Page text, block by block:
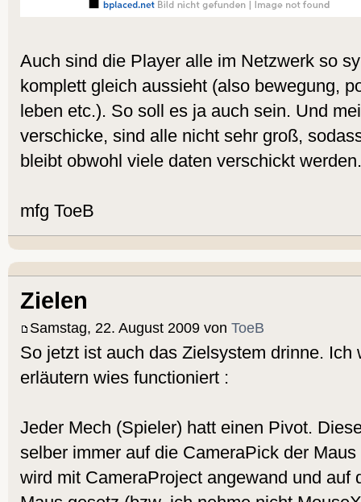
Auch sind die Player alle im Netzwerk so
komplett gleich aussieht (also bewegung,
leben etc.). So soll es ja auch sein. Und
verschicke, sind alle nicht sehr groß,
bleibt obwohl viele daten verschickt
mfg ToeB
Zielen
Samstag, 22. August 2009 von ToeB
So jetzt ist auch das Zielsystem drinne. Ich
erläutern wies functioniert :
Jeder Mech (Spieler) hatt einen Pivot.
selber immer auf die CameraPick der
wird mit CameraProject angewand und auf